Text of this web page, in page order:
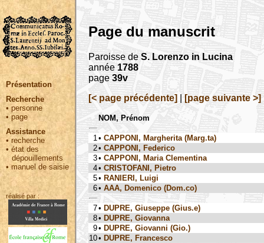
Présentation
Recherche
• personne
•page
Assistance
• recherche
•état des
dépouillements
•manuel de saisie
réalisé par :
Page du manuscrit
Paroisse de S. Lorenzo in Lucina
année 1788
page 39v
[< page précédente]
[page suivante >]
NOM, Prénom
1 • CAPPONI, Margherita (Marg.ta)
2• CAPPONI, Federico
3• CAPPONI, Maria Clementina
4• CRISTOFANI, Pietro
5• RANIERI, Luigi
6• AAA, Domenico (Dom.co)
7• DUPRE, Giuseppe (Gius.e)
8• DUPRE, Giovanna
9• DUPRE, Giovanni (Gio.)
10• DUPRE, Francesco